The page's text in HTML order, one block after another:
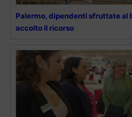
Palermo, dipendenti sfruttate al
accolto il ricorso